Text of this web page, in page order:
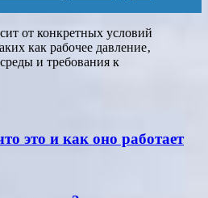
от конкретных условий
как рабочее давление‚
и требования к
это и как оно работает